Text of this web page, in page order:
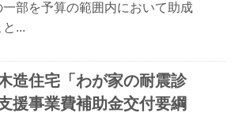
一部を予算の範囲内において助成
...
造住宅「わが家の耐震診
援事業費補助金交付要綱